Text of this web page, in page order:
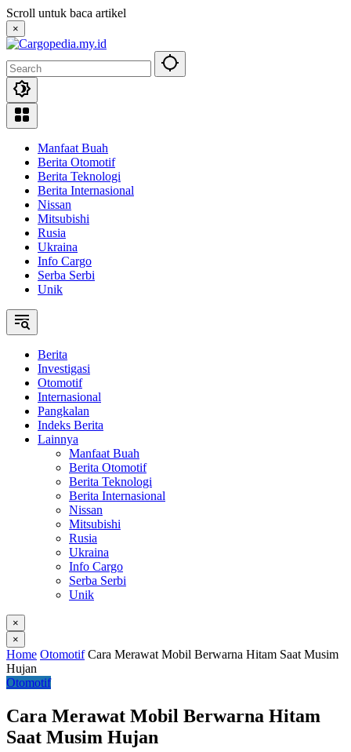
Skip
to
content
Scroll untuk baca artikel
×
Manfaat Buah
Berita Otomotif
Berita Teknologi
Berita Internasional
Nissan
Mitsubishi
Rusia
Ukraina
Info Cargo
Serba Serbi
Unik
Berita
Investigasi
Otomotif
Internasional
Pangkalan
Indeks Berita
Lainnya
Manfaat Buah
Berita Otomotif
Berita Teknologi
Berita Internasional
Nissan
Mitsubishi
Rusia
Ukraina
Info Cargo
Serba Serbi
Unik
×
×
Home Otomotif Cara Merawat Mobil Berwarna Hitam Saat Musim
Hujan
Otomotif
Cara Merawat Mobil Berwarna Hitam
Saat Musim Hujan